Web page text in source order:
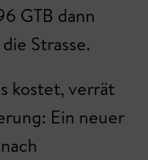
GTB dann
Strasse.
kostet, verrät
Ein neuer